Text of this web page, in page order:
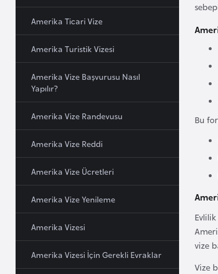
Bu
vize
Vize
Amerika Ticari Vize
Amerika Turistik Vizesi
Amerika Vize Başvurusu Nasıl
Yapılır?
Amerika Vize Randevusu
Amerika Vize Reddi
Amerika Vize Ücretleri
Amerika Vize Yenileme
Amerika Vizesi
Amerika Vizesi İçin Gerekli Evraklar
B
h
r
y
n
B
n
g
l
a
d
e
ş
B
e